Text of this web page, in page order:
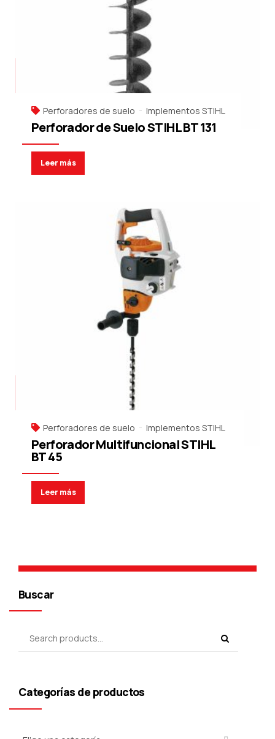
Perforadores de suelo Implementos STIHL
Perforador de Suelo STIHL BT 131
Leer más
Perforadores de suelo Implementos STIHL
Perforador Multifuncional STIHL
BT 45
Leer más
Buscar
Categorías de productos